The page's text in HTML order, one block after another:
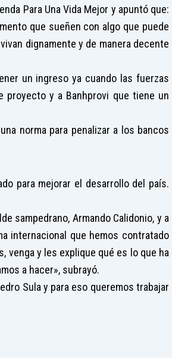
Para Una Vida Mejor y apuntó que:
que sueñen con algo que puede
dignamente y de manera decente
un ingreso ya cuando las fuerzas
y a Banhprovi que tiene un
norma para penalizar a los bancos
para mejorar el desarrollo del país.
sampedrano, Armando Calidonio, y a
internacional que hemos contratado
venga y les explique qué es lo que ha
a hacer», subrayó.
Sula y para eso queremos trabajar